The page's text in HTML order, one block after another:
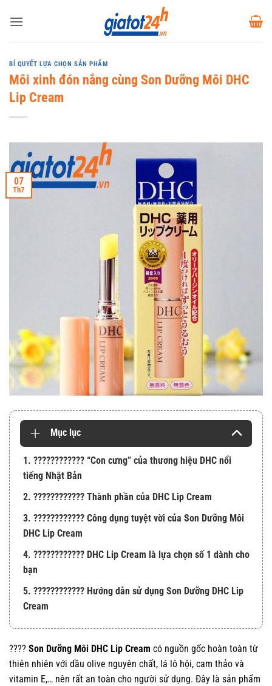
qua
BÍ QUYẾT LỰA CHỌN SẢN PHẨM
Môi xinh đón nắng cùng Son Dưỡng Môi DHC
Lip Cream
07
Th7
Mục lục
1. ???????????? “Con cưng” của thương hiệu DHC nổi
tiếng Nhật Bản
2. ???????????? Thành phần của DHC Lip Cream
3. ???????????? Công dụng tuyệt vời của Son Dưỡng Môi
DHC Lip Cream
4. ???????????? DHC Lip Cream là lựa chọn số 1 dành cho
bạn
5. ???????????? Hướng dẫn sử dụng Son Dưỡng DHC Lip
Cream
???? Son Dưỡng Môi DHC Lip Cream có nguồn gốc hoàn toàn từ
thiên nhiên với dầu olive nguyên chất, lá lô hội, cam thảo và
vitamin E,… nên rất an toàn cho người sử dụng. Đây là sản phẩm